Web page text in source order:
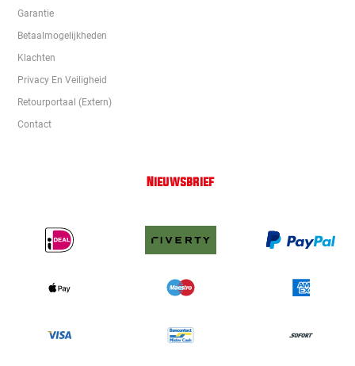
Garantie
Betaalmogelijkheden
Klachten
Privacy En Veiligheid
Retourportaal (extern)
Contact
Nieuwsbrief